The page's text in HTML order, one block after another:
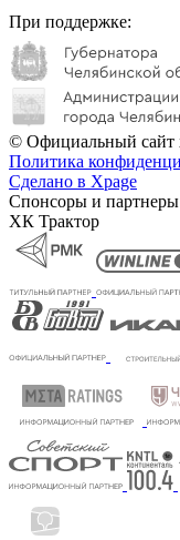
При поддержке:
© Официальный сайт
Политика
Сделано в Xpage
Спонсоры и партнеры
ХК Трактор